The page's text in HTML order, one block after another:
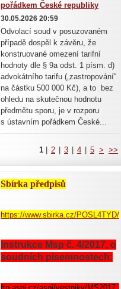
pořádkem České republiky
30.05.2026 20:59
Odvolací soud v posuzovaném
případě dospěl k závěru, že
konstruované omezení tarifní
hodnoty dle § 9a odst. 1 písm. d)
advokátního tarifu („zastropování“
na částku 500 000 Kč), a to bez
ohledu na skutečnou hodnotu
předmětu sporu, je v rozporu
s ústavním pořádkem České...
1 2 3 4 5 > >>
Sbírka předpisů
https://www.sbirka.cz/POSL4TYD/
Instrukce Msp č. 4/2017, o
soudních písemnostech: